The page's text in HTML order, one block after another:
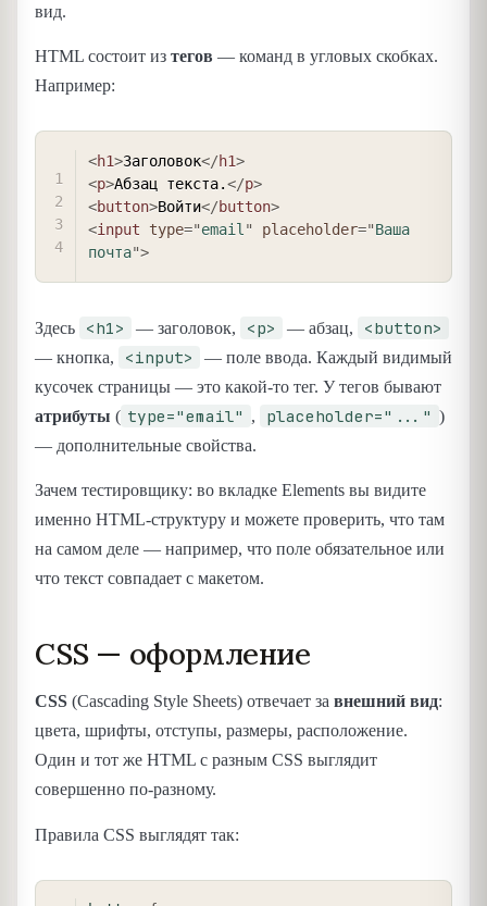
вид.
HTML состоит из тегов — команд в угловых скобках.
Например:
<h1>Заголовок</h1>
<p>Абзац текста.</p>
<button>Войти</button>
<input type="email " placeholder="Ваша
почта">
Здесь <h1> — заголовок, <p> — абзац, <button>
— кнопка, <input>
— поле ввода. Каждый видимый
кусочек страницы — это какой-то тег. У тегов бывают
атрибуты ( type="email" , placeholder="..." )
— дополнительные свойства.
Зачем тестировщику: во вкладке Elements вы видите
именно HTML-структуру и можете проверить, что там
на самом деле — например, что поле обязательное или
что текст совпадает с макетом.
CSS — оформление
CSS (Cascading Style Sheets) отвечает за внешний вид:
цвета, шрифты, отступы, размеры, расположение.
Один и тот же HTML с разным CSS выглядит
совершенно по-разному.
Правила CSS выглядят так: